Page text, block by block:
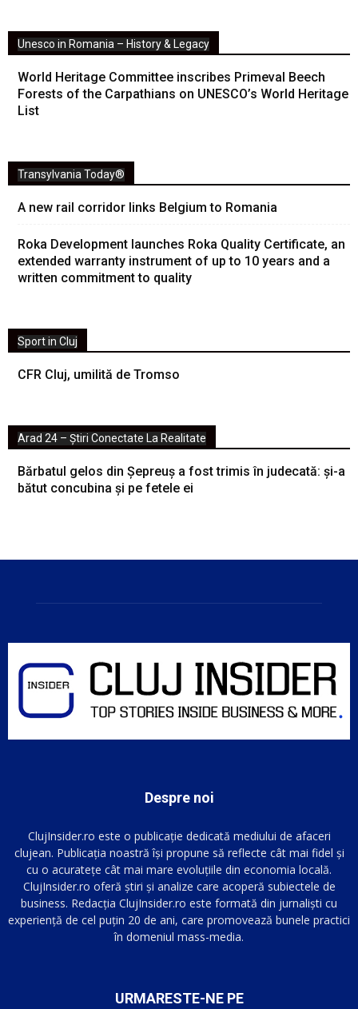
Unesco in Romania – History & Legacy
World Heritage Committee inscribes Primeval Beech
Forests of the Carpathians on UNESCO’s World Heritage
List
Transylvania Today®
A new rail corridor links Belgium to Romania
Roka Development launches Roka Quality Certificate, an
extended warranty instrument of up to 10 years and a
written commitment to quality
Sport in Cluj
CFR Cluj, umilită de Tromso
Arad 24 – Știri Conectate La Realitate
Bărbatul gelos din Șepreuș a fost trimis în judecată: și-a
bătut concubina și pe fetele ei
Despre noi
ClujInsider.ro este o publicație dedicată mediului de afaceri
clujean. Publicația noastră își propune să reflecte cât mai fidel și
cu o acuratețe cât mai mare evoluțiile din economia locală.
ClujInsider.ro oferă știri și analize care acoperă subiectele de
business. Redacția ClujInsider.ro este formată din jurnaliști cu
experiență de cel puțin 20 de ani, care promovează bunele practici
în domeniul mass-media.
URMARESTE-NE PE